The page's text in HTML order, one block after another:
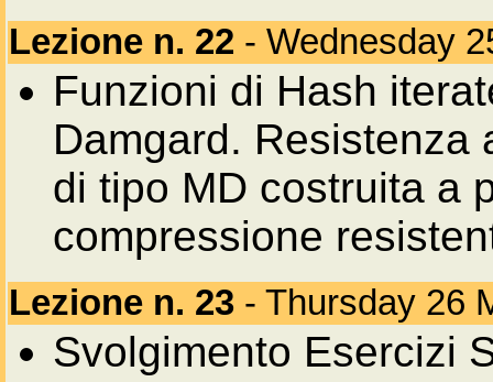
Lezione n. 22 - Wednesday
Funzioni di Hash
Damgard. Resistenza
di tipo MD costruita a
compressione
Lezione n. 23 - Thursday 26
Svolgimento Esercizi